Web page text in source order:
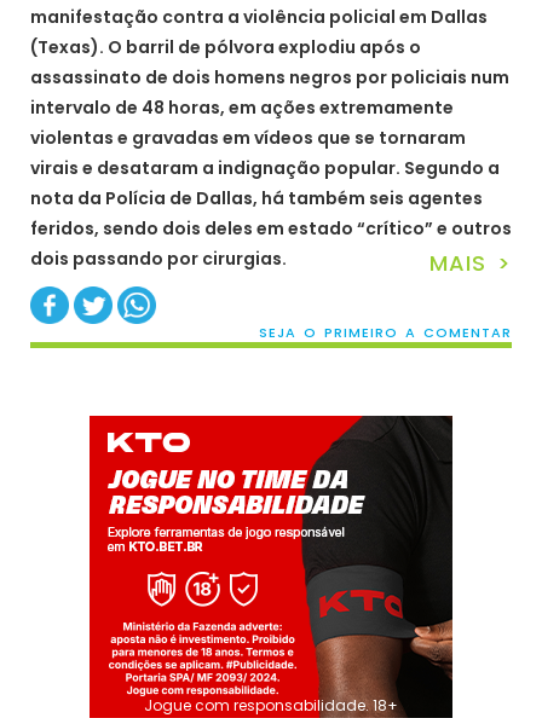
manifestação contra a violência policial em Dallas
(Texas). O barril de pólvora explodiu após o
assassinato de dois homens negros por policiais num
intervalo de 48 horas, em ações extremamente
violentas e gravadas em vídeos que se tornaram
virais e desataram a indignação popular. Segundo a
nota da Polícia de Dallas, há também seis agentes
feridos, sendo dois deles em estado “crítico” e outros
dois passando por cirurgias.
MAIS >
SEJA O PRIMEIRO A COMENTAR
Jogue com responsabilidade. 18+